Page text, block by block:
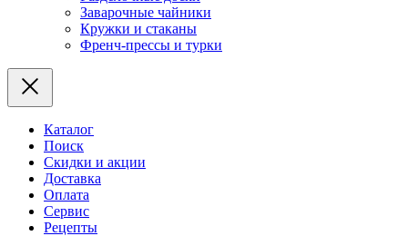
Заварочные чайники
Кружки и стаканы
Френч-прессы и турки
Каталог
Поиск
Скидки и акции
Доставка
Оплата
Сервис
Рецепты